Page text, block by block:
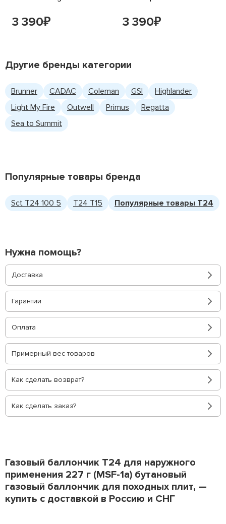
3 390₽ 3 390₽
Другие бренды категории
Brunner CADAC Coleman GSI
Highlander
Light My Fire
Outwell Primus
Regatta
Sea to Summit
Популярные товары бренда
Sct T24 100 5 T24 T15 Популярные товары T24
Нужна помощь?
Доставка
Гарантии
Оплата
Примерный вес товаров
Как сделать возврат?
Как сделать заказ?
Газовый баллончик T24 для наружного
применения 227 г (MSF-1a) бутановый
газовый баллончик для походных плит, —
купить с доставкой в Россию и СНГ